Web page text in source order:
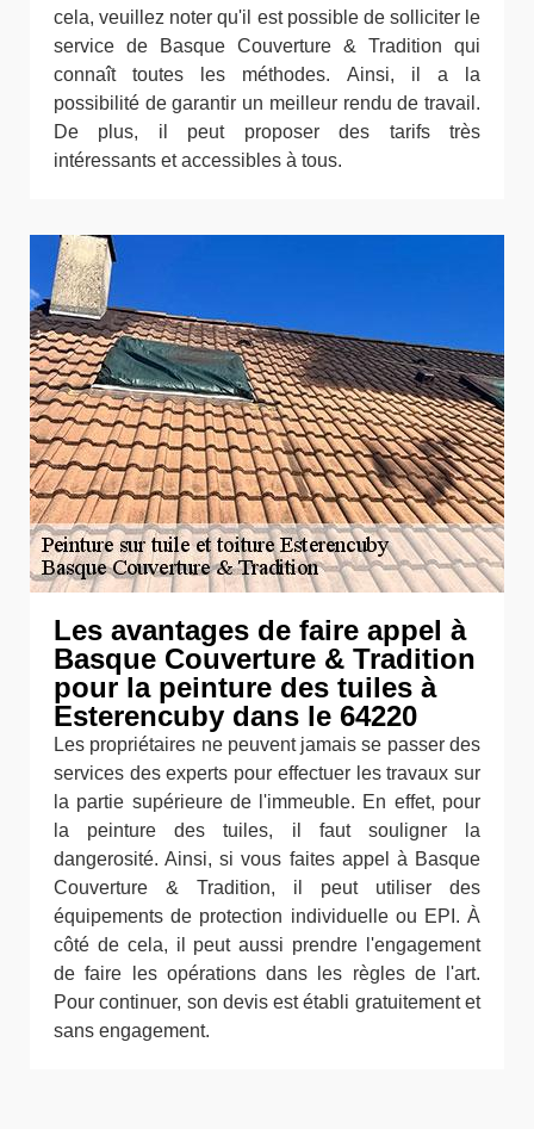
cela, veuillez noter qu'il est possible de solliciter le
service de Basque Couverture & Tradition qui
connaît toutes les méthodes. Ainsi, il a la
possibilité de garantir un meilleur rendu de travail.
De plus, il peut proposer des tarifs très
intéressants et accessibles à tous.
Les avantages de faire appel à
Basque Couverture & Tradition
pour la peinture des tuiles à
Esterencuby dans le 64220
Les propriétaires ne peuvent jamais se passer des
services des experts pour effectuer les travaux sur
la partie supérieure de l'immeuble. En effet, pour
la peinture des tuiles, il faut souligner la
dangerosité. Ainsi, si vous faites appel à Basque
Couverture & Tradition, il peut utiliser des
équipements de protection individuelle ou EPI. À
côté de cela, il peut aussi prendre l'engagement
de faire les opérations dans les règles de l'art.
Pour continuer, son devis est établi gratuitement et
sans engagement.